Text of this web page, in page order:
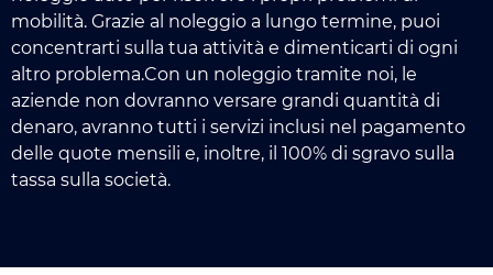
mobilità. Grazie al noleggio a lungo termine, puoi
concentrarti sulla tua attività e dimenticarti di ogni
altro problema.Con un noleggio tramite noi, le
aziende non dovranno versare grandi quantità di
denaro, avranno tutti i servizi inclusi nel pagamento
delle quote mensili e, inoltre, il 100% di sgravo sulla
tassa sulla società.